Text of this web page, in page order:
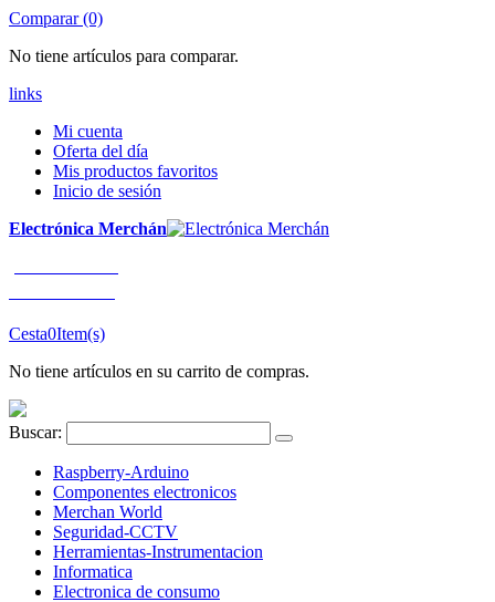
Comparar (0)
No tiene artículos para comparar.
links
Mi cuenta
Oferta del día
Mis productos favoritos
Inicio de sesión
Electrónica Merchán
Cesta0Item(s)
No tiene artículos en su carrito de compras.
Buscar:
Raspberry-Arduino
Componentes electronicos
Merchan World
Seguridad-CCTV
Herramientas-Instrumentacion
Informatica
Electronica de consumo